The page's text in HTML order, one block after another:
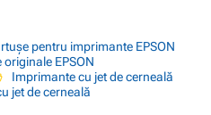
pentru imprimante EPSON
originale EPSON
Imprimante cu jet de cerneală
jet de cerneală